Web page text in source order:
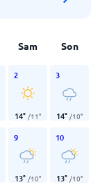
Sam Son
2
14° /11°
3
14° /10°
9
13° /10°
10
13° /10°